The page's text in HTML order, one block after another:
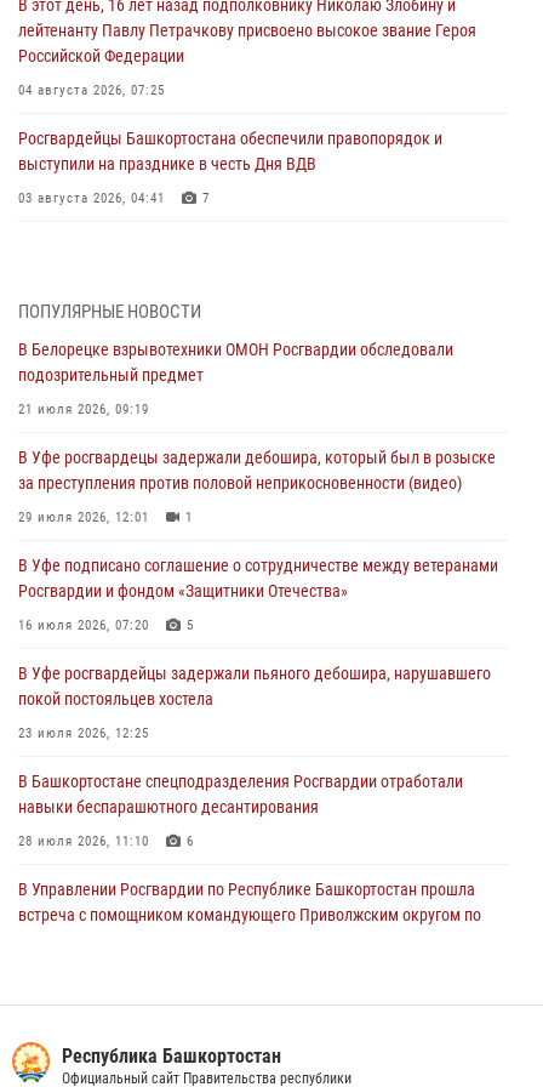
В этот день, 16 лет назад подполковнику Николаю Злобину и
лейтенанту Павлу Петрачкову присвоено высокое звание Героя
Российской Федерации
04 августа 2026, 07:25
Росгвардейцы Башкортостана обеспечили правопорядок и
выступили на празднике в честь Дня ВДВ
03 августа 2026, 04:41 7
03 августа 2026, 04:30 8
В Башкирии росгвардейцы провели волейбольный турнир на
открытом воздухе
03 августа 2026, 04:29
В Уфе росгвардейцы по горячим следам задержали
подозреваемого в открытом хищении из аптеки (видео)
03 августа 2026, 04:15
Начальник отделения учёта и комплектования Росгвардии
Башкортостана ответил на вопросы граждан
30 июля 2026, 12:54
В Уфе росгвардецы задержали дебошира, который был в розыске
за преступления против половой неприкосновенности (видео)
29 июля 2026, 12:01
ПОПУЛЯРНЫЕ НОВОСТИ
В Белорецке взрывотехники ОМОН Росгвардии обследовали
подозрительный предмет
21 июля 2026, 09:19
В Уфе росгвардецы задержали дебошира, который был в розыске
за преступления против половой неприкосновенности (видео)
29 июля 2026, 12:01 1
В Уфе подписано соглашение о сотрудничестве между ветеранами
Росгвардии и фондом «Защитники Отечества»
16 июля 2026, 07:20 5
В Уфе росгвардейцы задержали пьяного дебошира, нарушавшего
покой постояльцев хостела
23 июля 2026, 12:25
В Башкортостане спецподразделения Росгвардии отработали
навыки беспарашютного десантирования
28 июля 2026, 11:10 6
В Управлении Росгвардии по Республике Башкортостан прошла
встреча с помощником командующего Приволжским округом по
нарушителя после сообщения об угрозе с оружием
13 июля 2026, 06:03
Республика Башкортостан
Официальный сайт Правительства республики